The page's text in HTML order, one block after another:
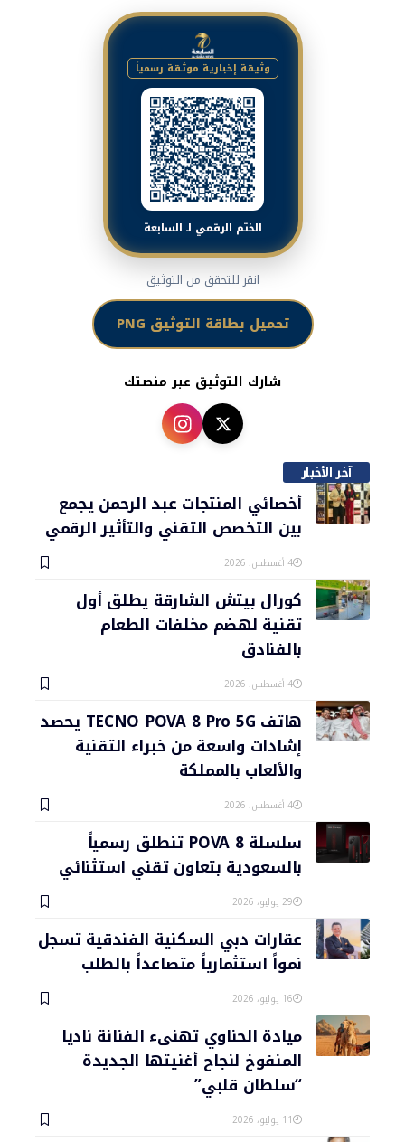
وثيقة إخبارية موثقة رسمياً
الختم الرقمي لـ السابعة
انقر للتحقق من التوثيق
تحميل بطاقة التوثيق PNG
شارك التوثيق عبر منصتك
آخر الأخبار
أخصائي المنتجات عبد الرحمن يجمع
بين التخصص التقني والتأثير الرقمي
4 أغسطس، 2026
كورال بيتش الشارقة يطلق أول
تقنية لهضم مخلفات الطعام
بالفنادق
4 أغسطس، 2026
هاتف TECNO POVA 8 Pro 5G يحصد
إشادات واسعة من خبراء التقنية
والألعاب بالمملكة
4 أغسطس، 2026
سلسلة POVA 8 تنطلق رسمياً
بالسعودية بتعاون تقني استثنائي
29 يوليو، 2026
عقارات دبي السكنية الفندقية تسجل
نمواً استثمارياً متصاعداً بالطلب
16 يوليو، 2026
ميادة الحناوي تهنىء الفنانة ناديا
المنفوخ لنجاح أغنيتها الجديدة
“سلطان قلبي”
11 يوليو، 2026